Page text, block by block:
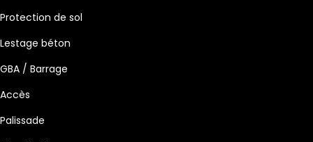
Protection de sol
Lestage béton
GBA / Barrage
Accès
Palissade